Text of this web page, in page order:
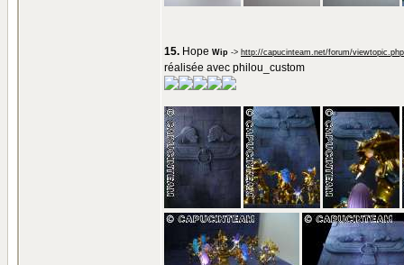
15. Hope Wip -> http://capucinteam.net/forum/
réalisée avec philou_custom